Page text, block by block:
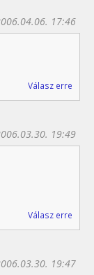
17:46
Válasz erre
19:49
Válasz erre
19:47